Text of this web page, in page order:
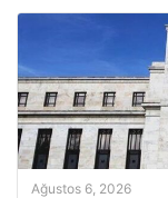
Ağustos 6, 2026